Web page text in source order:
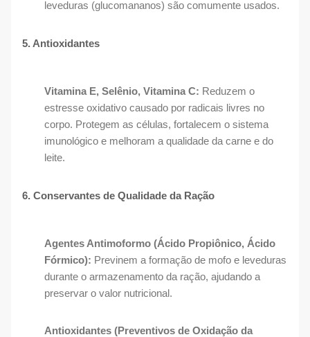
leveduras (glucomananos) são comumente usados.
5. Antioxidantes
Vitamina E, Selênio, Vitamina C: Reduzem o
estresse oxidativo causado por radicais livres no
corpo. Protegem as células, fortalecem o sistema
imunológico e melhoram a qualidade da carne e do
leite.
6. Conservantes de Qualidade da Ração
Agentes Antimoformo (Ácido Propiônico, Ácido
Fórmico): Previnem a formação de mofo e leveduras
durante o armazenamento da ração, ajudando a
preservar o valor nutricional.
Antioxidantes (Preventivos de Oxidação da